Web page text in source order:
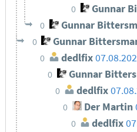
0 Gunnar
0 Gunnar
0 Gunnar
0 dedlfix
0 Gunnar
0 dedlfix
0 Der Martin
0 dedlfix